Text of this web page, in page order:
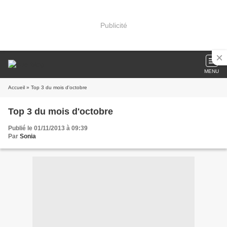
Publicité
MENU
Accueil » Top 3 du mois d'octobre
Top 3 du mois d'octobre
Publié le 01/11/2013 à 09:39
Par Sonia